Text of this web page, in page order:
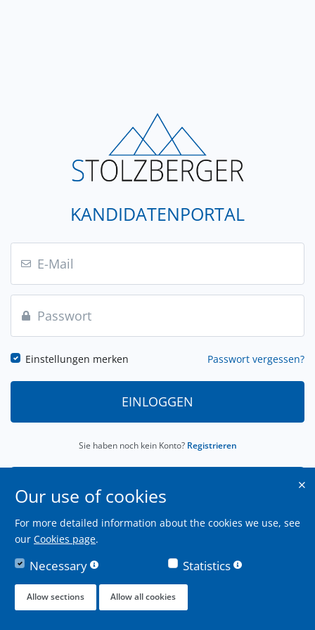
KANDIDATENPORTAL
Einstellungen merken Passwort vergessen?
EINLOGGEN
Sie haben noch kein Konto? Registrieren
ALS KUNDE EINLOGGEN
Our use of cookies
For more detailed information about the cookies we use, see
our Cookies page.
Necessary Statistics
Allow sections Allow all cookies